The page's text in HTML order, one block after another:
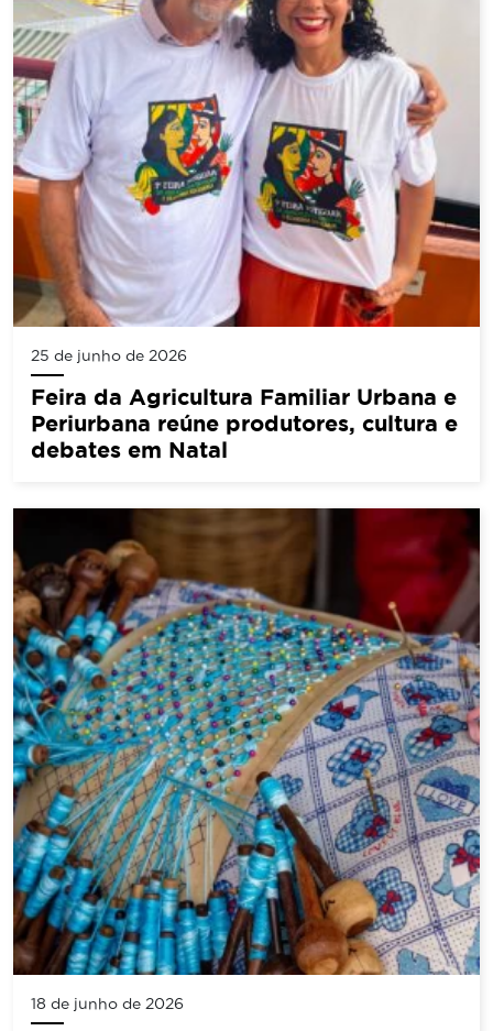
25 de junho de 2026
Feira da Agricultura Familiar Urbana e
Periurbana reúne produtores, cultura e
debates em Natal
18 de junho de 2026